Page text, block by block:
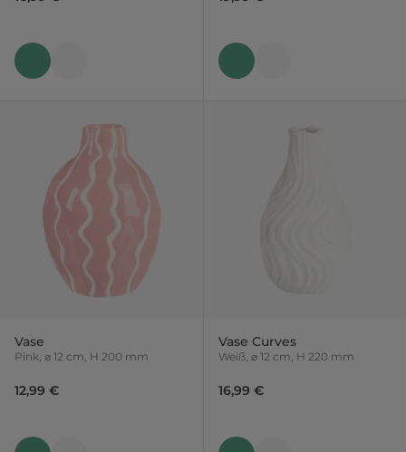
Vase
Pink, ⌀ 12 cm, H 200 mm
12,99 €
Vase Curves
Weiß, ⌀ 12 cm, H 220 mm
16,99 €